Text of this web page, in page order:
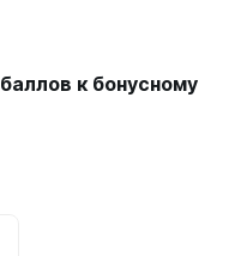
баллов к бонусному